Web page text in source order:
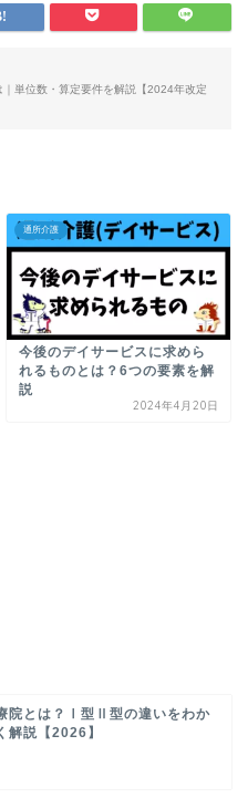
単位数・算定要件を解説【2024年改定
通所介護
今後のデイサービスに求めら
れるものとは？6つの要素を解
説
2024年4月20日
院とは？Ⅰ型Ⅱ型の違いをわか
解説【2026】